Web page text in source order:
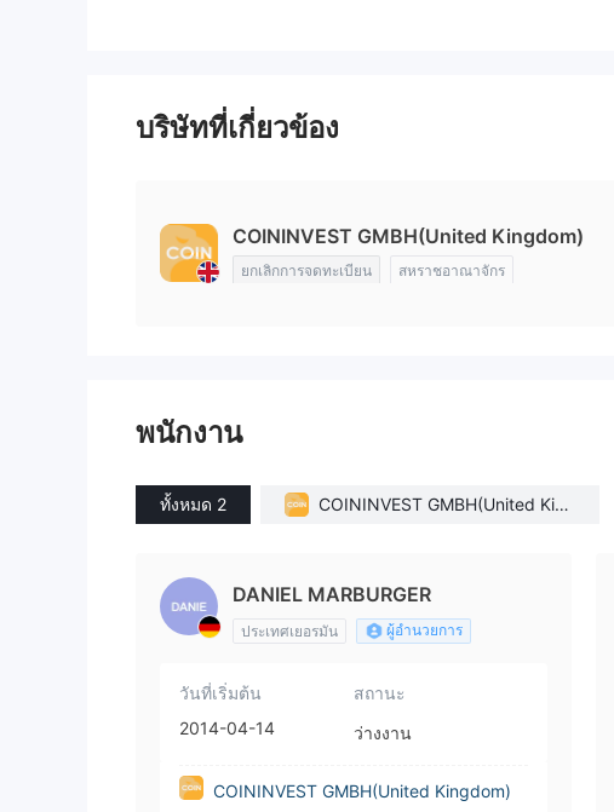
บริษัทที่เกี่ยวข้อง
COININVEST GMBH(United Kingdom)
ยกเลิกการจดทะเบียน สหราชอาณาจักร
พนักงาน
ทั้งหมด 2
COININVEST GMBH(United King
DANIEL MARBURGER
ประเทศเยอรมัน ผู้อำนวยการ
วันที่เริ่มต้น
2014-04-14
สถานะ
ว่างงาน
COININVEST GMBH(United Kingdom)